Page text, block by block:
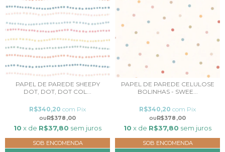
PAPEL DE PAREDE SHEEPY
DOT, DOT, DOT COL...
R$378,00
R$340,20 com Pix
10 x de R$37,80 sem juros
SOB ENCOMENDA
PAPEL DE PAREDE CELULOSE
BOLINHAS - SWEE...
R$378,00
R$340,20 com Pix
10 x de R$37,80 sem juros
SOB ENCOMENDA